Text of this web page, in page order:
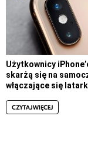
Użytkownicy
skarżą się na
włączające się
CZYTAJ WIĘCEJ